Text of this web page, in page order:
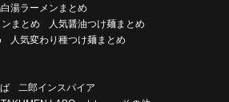
湯ラーメンまとめ
まとめ
人気醤油つけ麺まとめ
人気変わり種つけ麺まとめ
二郎インスパイア